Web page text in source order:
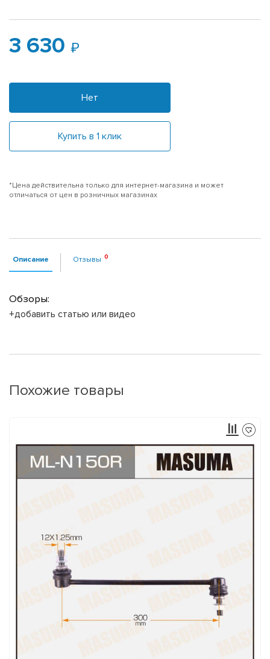
3 630
Нет
Купить в 1 клик
*Цена действительна только для интернет-магазина и может
отличаться от цен в розничных магазинах
Описание Отзывы
Обзоры:
+добавить статью или видео
Похожие товары